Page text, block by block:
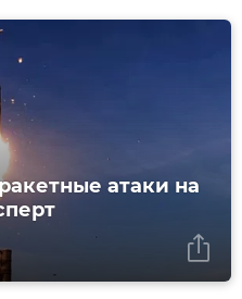
атаки на